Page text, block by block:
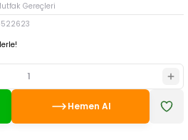
Gereçleri
Hemen Al